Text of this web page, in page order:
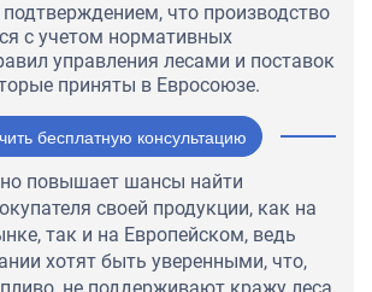
что производство
с учетом нормативных
управления лесами и поставок
приняты в Евросоюзе.
бесплатную консультацию
повышает шансы найти
своей продукции, как на
так и на Европейском, ведь
хотят быть уверенными, что,